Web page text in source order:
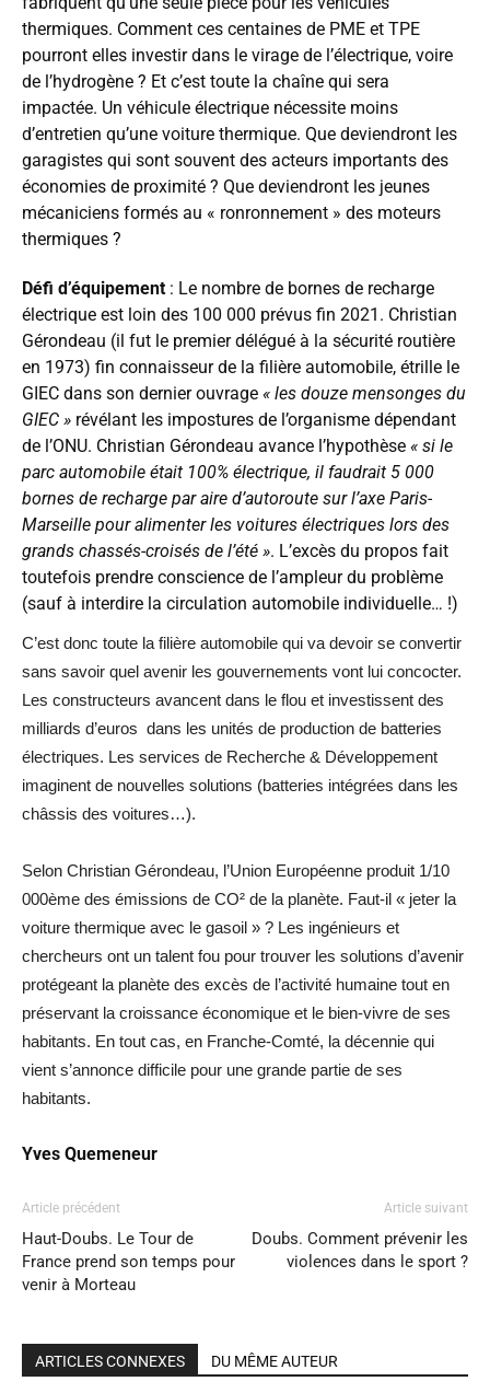
thermiques. Comment ces centaines de PME et TPE
pourront elles investir dans le virage de l’électrique, voire
de l’hydrogène ? Et c’est toute la chaîne qui sera
impactée. Un véhicule électrique nécessite moins
d’entretien qu’une voiture thermique. Que deviendront les
garagistes qui sont souvent des acteurs importants des
économies de proximité ? Que deviendront les jeunes
mécaniciens formés au « ronronnement » des moteurs
thermiques ?
Défi d’équipement : Le nombre de bornes de recharge
électrique est loin des 100 000 prévus fin 2021. Christian
Gérondeau (il fut le premier délégué à la sécurité routière
en 1973) fin connaisseur de la filière automobile, étrille le
GIEC dans son dernier ouvrage « les douze mensonges du
GIEC » révélant les impostures de l’organisme dépendant
de l’ONU. Christian Gérondeau avance l’hypothèse « si le
parc automobile était 100% électrique, il faudrait 5 000
bornes de recharge par aire d’autoroute sur l’axe Paris-
Marseille pour alimenter les voitures électriques lors des
grands chassés-croisés de l’été ». L’excès du propos fait
toutefois prendre conscience de l’ampleur du problème
(sauf à interdire la circulation automobile individuelle… !)
C’est donc toute la filière automobile qui va devoir se convertir
sans savoir quel avenir les gouvernements vont lui concocter.
Les constructeurs avancent dans le flou et investissent des
milliards d’euros dans les unités de production de batteries
électriques. Les services de Recherche & Développement
imaginent de nouvelles solutions (batteries intégrées dans les
châssis des voitures…).
Selon Christian Gérondeau, l’Union Européenne produit 1/10
000ème des émissions de CO² de la planète. Faut-il « jeter la
voiture thermique avec le gasoil » ? Les ingénieurs et
chercheurs ont un talent fou pour trouver les solutions d’avenir
protégeant la planète des excès de l’activité humaine tout en
préservant la croissance économique et le bien-vivre de ses
habitants. En tout cas, en Franche-Comté, la décennie qui
vient s’annonce difficile pour une grande partie de ses
habitants.
Yves Quemeneur
Article précédent
Haut-Doubs. Le Tour de
France prend son temps pour
venir à Morteau
Article suivant
Doubs. Comment prévenir les
violences dans le sport ?
ARTICLES CONNEXES DU MÊME AUTEUR